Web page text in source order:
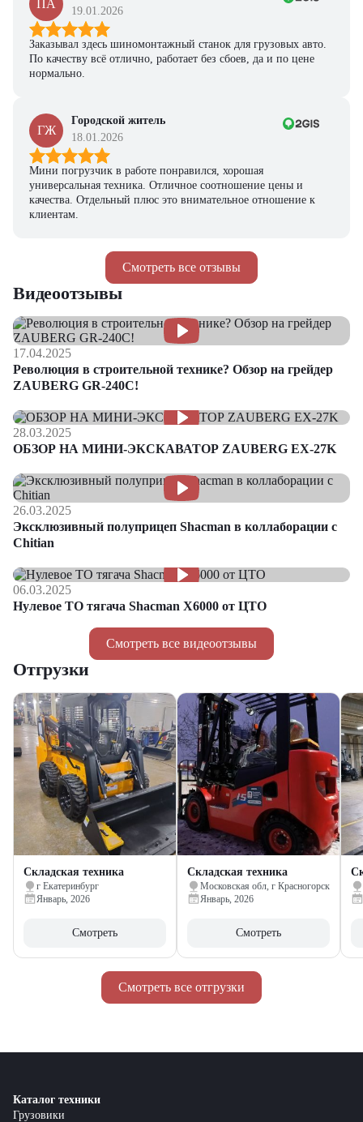
Смотреть все отзывы
ПА
19.01.2026
Заказывал здесь шиномонтажный станок для грузовых авто.
По качеству всё отлично, работает без сбоев, да и по цене
нормально.
ГЖ
Городской житель
18.01.2026
Мини погрузчик в работе понравился, хорошая
универсальная техника. Отличное соотношение цены и
качества. Отдельный плюс это внимательное отношение к
клиентам.
Смотреть все видеоотзывы
Видеоотзывы
17.04.2025
Революция в строительной технике? Обзор на грейдер
ZAUBERG GR-240C!
28.03.2025
ОБЗОР НА МИНИ-ЭКСКАВАТОР ZAUBERG EX-27K
26.03.2025
Эксклюзивный полуприцеп Shacman в коллаборации с
Chitian
06.03.2025
Нулевое ТО тягача Shacman Х6000 от ЦТО
Смотреть все отгрузки
Отгрузки
Складская техника
г Екатеринбург
Январь, 2026
Смотреть
Складская техника
Московская обл, г Красногорск
Январь, 2026
Смотреть
Каталог техники
Грузовики